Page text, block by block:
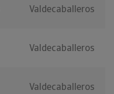
Valdecaballeros
Valdecaballeros
Valdecaballeros